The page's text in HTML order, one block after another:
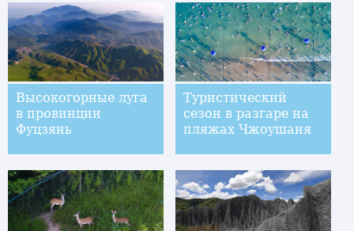
Высокогорные луга
в провинции
Фуцзянь
Туристический
сезон в разгаре на
пляжах Чжоушаня